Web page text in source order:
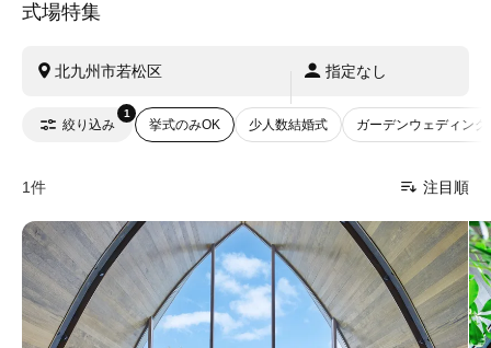
式場特集
北九州市若松区 指定なし
絞り込み
1
挙式のみOK 少人数結婚式 ガーデンウェディング
1件 注目順